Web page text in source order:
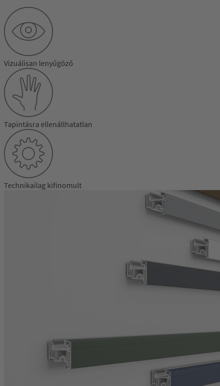
Vizuálisan lenyűgöző
Tapintásra ellenállhatatlan
Technikailag kifinomult